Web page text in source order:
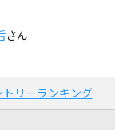
さん
リーランキング